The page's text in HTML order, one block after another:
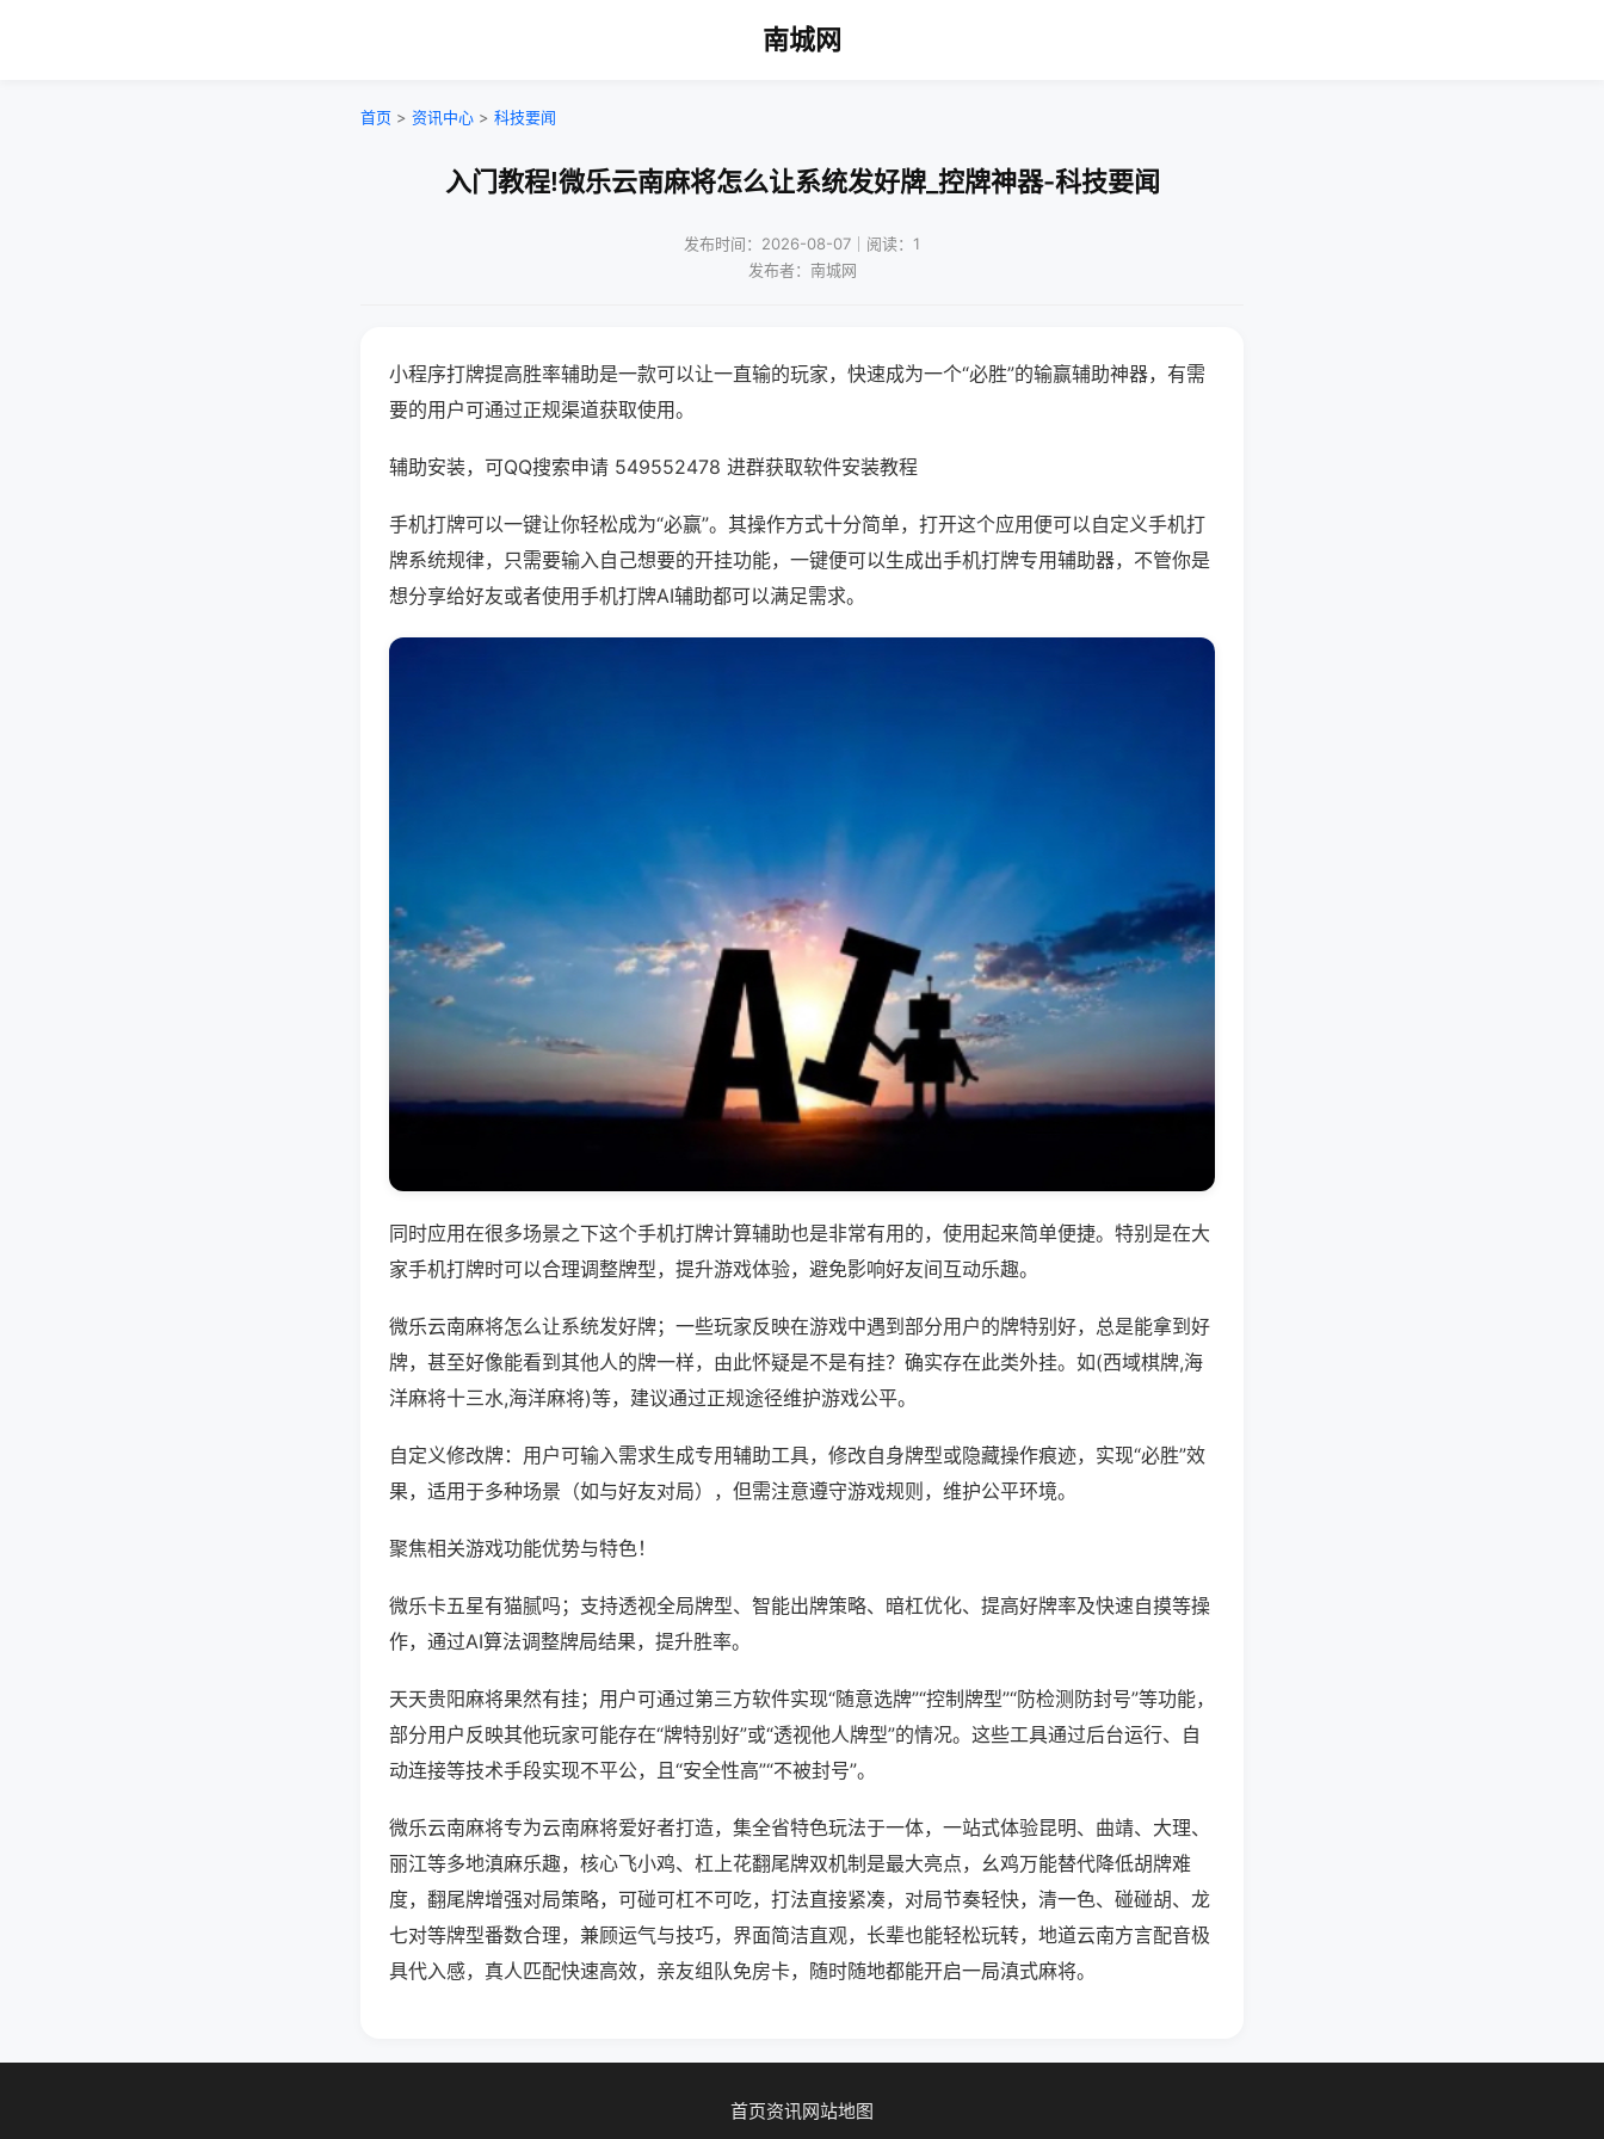
南城网
首页 > 资讯中心 > 科技要闻
入门教程!微乐云南麻将怎么让系统发好牌_控牌神器-科技要闻
发布时间：2026-08-07｜阅读：1
发布者：南城网
小程序打牌提高胜率辅助是一款可以让一直输的玩家，快速成为一个“必胜”的输赢辅助神器，有需
要的用户可通过正规渠道获取使用。
辅助安装，可QQ搜索申请 549552478 进群获取软件安装教程
手机打牌可以一键让你轻松成为“必赢”。其操作方式十分简单，打开这个应用便可以自定义手机打
牌系统规律，只需要输入自己想要的开挂功能，一键便可以生成出手机打牌专用辅助器，不管你是
想分享给好友或者使用手机打牌AI辅助都可以满足需求。
同时应用在很多场景之下这个手机打牌计算辅助也是非常有用的，使用起来简单便捷。特别是在大
家手机打牌时可以合理调整牌型，提升游戏体验，避免影响好友间互动乐趣。
微乐云南麻将怎么让系统发好牌；一些玩家反映在游戏中遇到部分用户的牌特别好，总是能拿到好
牌，甚至好像能看到其他人的牌一样，由此怀疑是不是有挂？确实存在此类外挂。如(西域棋牌,海
洋麻将十三水,海洋麻将)等，建议通过正规途径维护游戏公平。
自定义修改牌：用户可输入需求生成专用辅助工具，修改自身牌型或隐藏操作痕迹，实现“必胜”效
果，适用于多种场景（如与好友对局），但需注意遵守游戏规则，维护公平环境。
聚焦相关游戏功能优势与特色！
微乐卡五星有猫腻吗；支持透视全局牌型、智能出牌策略、暗杠优化、提高好牌率及快速自摸等操
作，通过AI算法调整牌局结果，提升胜率。
天天贵阳麻将果然有挂；用户可通过第三方软件实现“随意选牌”“控制牌型”“防检测防封号”等功能，
部分用户反映其他玩家可能存在“牌特别好”或“透视他人牌型”的情况。这些工具通过后台运行、自
动连接等技术手段实现不平公，且“安全性高”“不被封号”。
微乐云南麻将专为云南麻将爱好者打造，集全省特色玩法于一体，一站式体验昆明、曲靖、大理、
丽江等多地滇麻乐趣，核心飞小鸡、杠上花翻尾牌双机制是最大亮点，幺鸡万能替代降低胡牌难
度，翻尾牌增强对局策略，可碰可杠不可吃，打法直接紧凑，对局节奏轻快，清一色、碰碰胡、龙
七对等牌型番数合理，兼顾运气与技巧，界面简洁直观，长辈也能轻松玩转，地道云南方言配音极
具代入感，真人匹配快速高效，亲友组队免房卡，随时随地都能开启一局滇式麻将。
首页资讯网站地图